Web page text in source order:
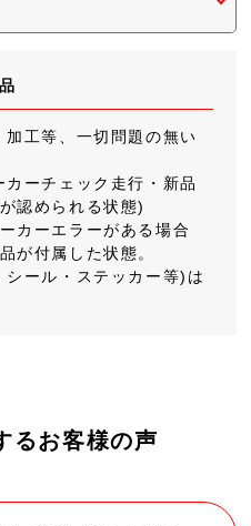
工等、一切問題の無い
ーチェック走行・新品
認められる状態)
カーエラーがある場合
が付属した状態。
ール・ステッカー等)は
るお客様の声